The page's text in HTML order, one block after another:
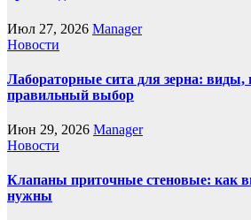
Июл 27, 2026 Manager
Новости
Лабораторные сита для зерна: виды,
правильный выбор
Июн 29, 2026 Manager
Новости
Клапаны приточные стеновые: как
нужны